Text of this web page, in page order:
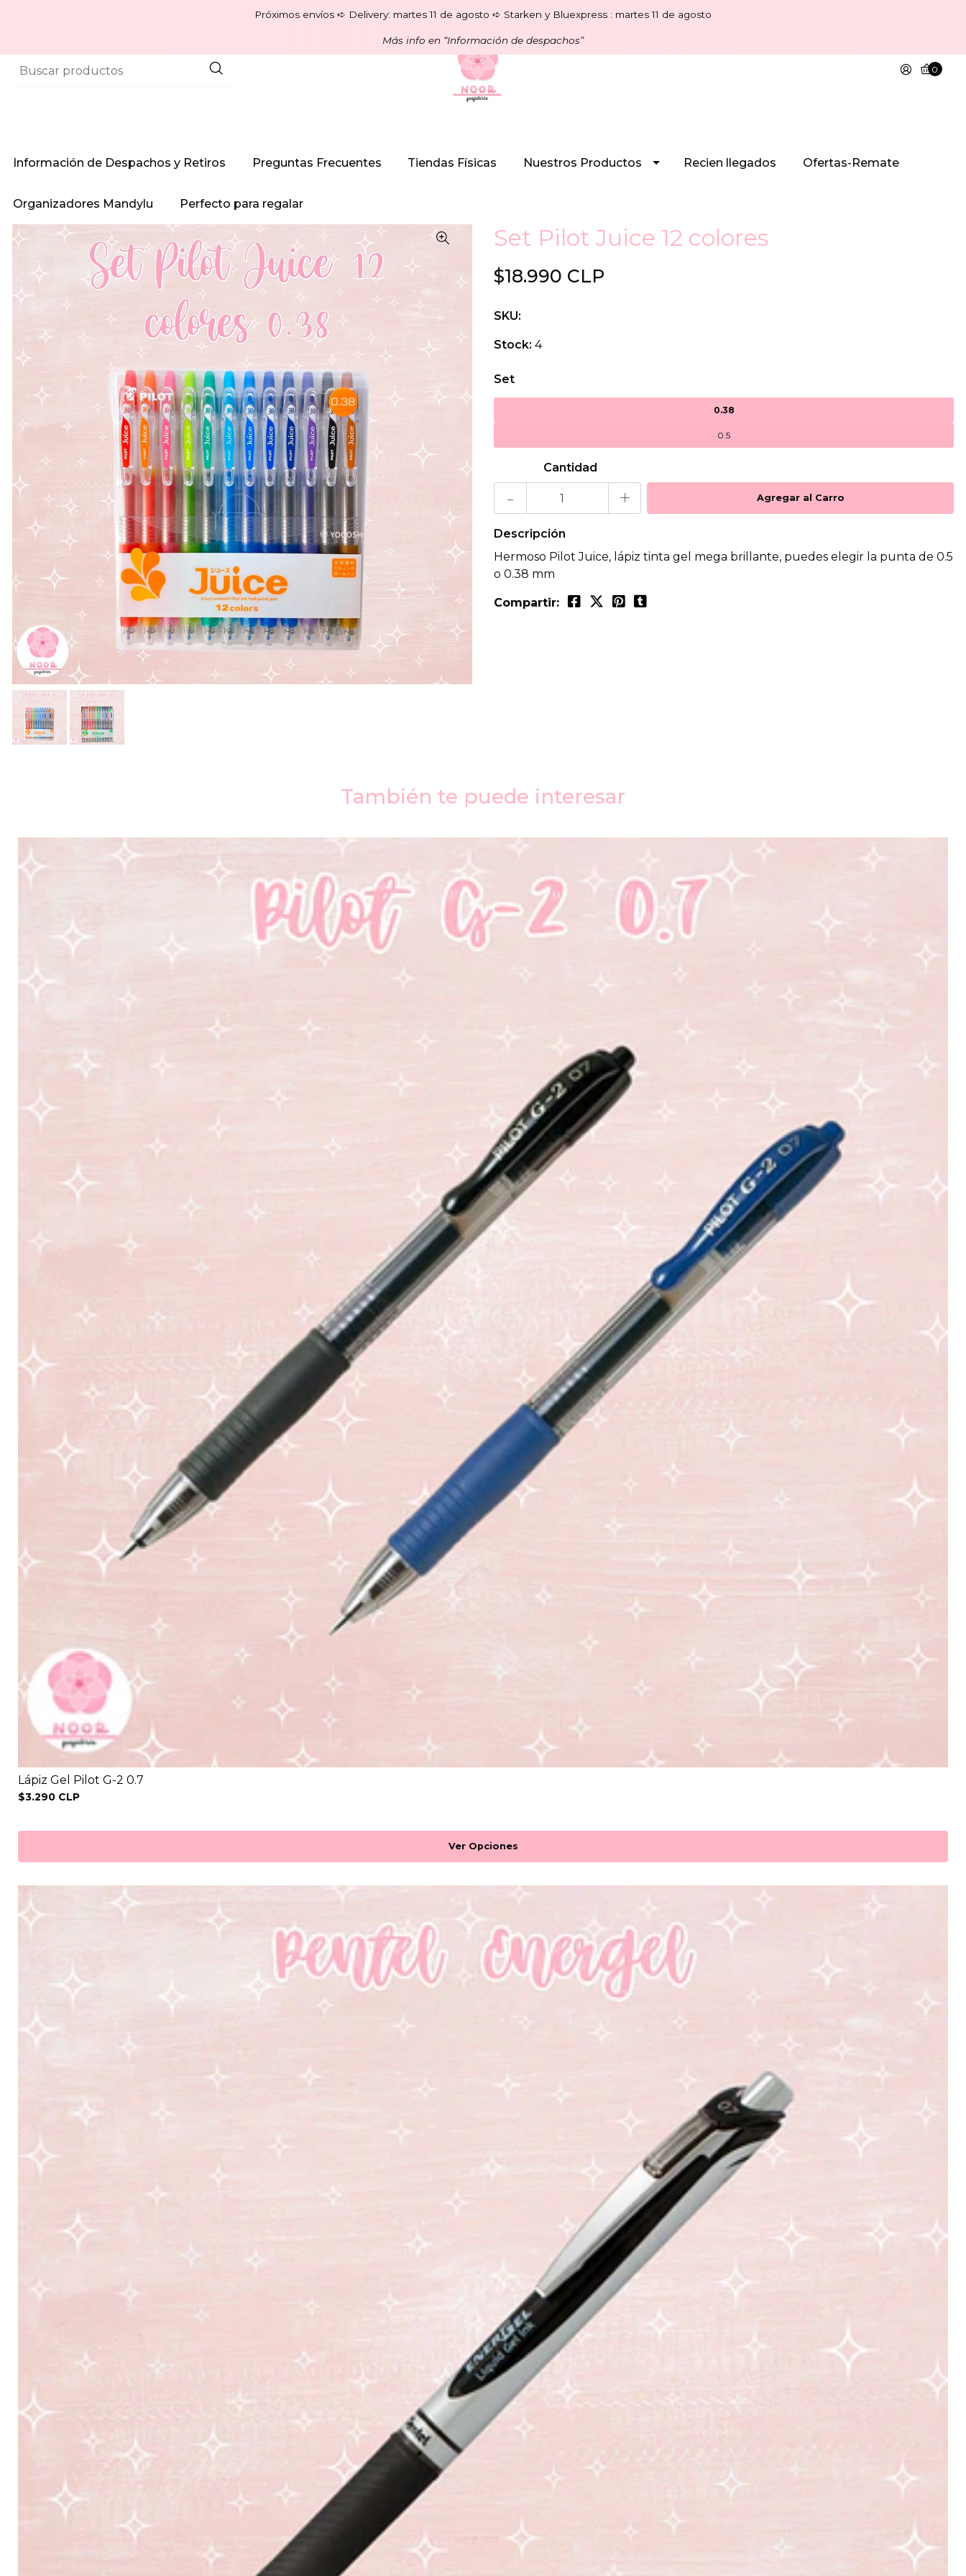
Próximos envíos ➪ Delivery: martes 11 de agosto ➪ Starken y Bluexpress : martes 11 de agosto
Más info en “Información de despachos”
0
Información de Despachos y Retiros Preguntas Frecuentes Tiendas Físicas Nuestros Productos Recien llegados Ofertas-Remate
Organizadores Mandylu Perfecto para regalar
Set Pilot Juice 12 colores
$18.990 CLP
SKU:
Stock: 4
Set
0.38
0.5
Cantidad
- +
Descripción
Hermoso Pilot Juice, lápiz tinta gel mega brillante, puedes elegir la punta de 0.5
o 0.38 mm
Compartir:
También te puede interesar
Lápiz Gel Pilot G-2 0.7
$3.290 CLP
Ver Opciones